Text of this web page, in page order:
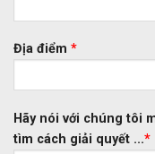
Địa điểm *
Hãy nói với chúng tôi
tìm cách giải quyết ...*